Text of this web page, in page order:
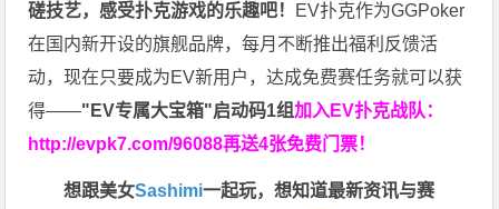
磋技艺，感受扑克游戏的乐趣吧！ EV扑克作为GGPoker
在国内新开设的旗舰品牌，每月不断推出福利反馈活
动，现在只要成为EV新用户，达成免费赛任务就可以获
得——"EV专属大宝箱"启动码1组加入EV扑克战队：
http://evpk7.com/96088再送4张免费门票！
想跟美女Sashimi一起玩，想知道最新资讯与赛